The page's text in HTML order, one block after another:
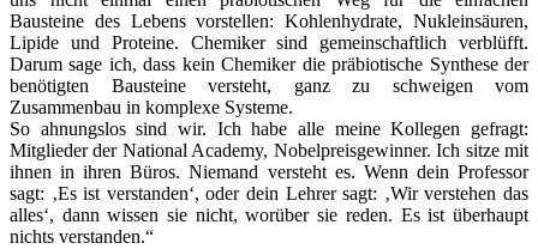
Bausteine des Lebens vorstellen: Kohlenhydrate, Nukleinsäuren,
Lipide und Proteine. Chemiker sind gemeinschaftlich verblüfft.
Darum sage ich, dass kein Chemiker die präbiotische Synthese der
benötigten Bausteine versteht, ganz zu schweigen vom
Zusammenbau in komplexe Systeme.
So ahnungslos sind wir. Ich habe alle meine Kollegen gefragt:
Mitglieder der National Academy, Nobelpreisgewinner. Ich sitze mit
ihnen in ihren Büros. Niemand versteht es. Wenn dein Professor
sagt: ‚Es ist verstanden‘, oder dein Lehrer sagt: ‚Wir verstehen das
alles‘, dann wissen sie nicht, worüber sie reden. Es ist überhaupt
nichts verstanden.“